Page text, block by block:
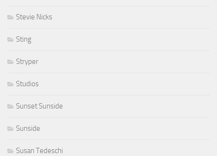
Stevie Nicks
Sting
Stryper
Studios
Sunset Sunside
Sunside
Susan Tedeschi